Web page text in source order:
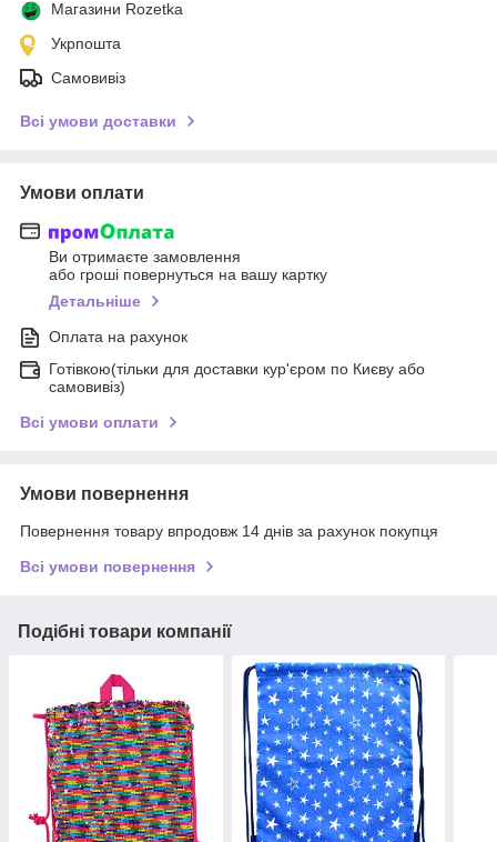
Магазини Rozetka
Укрпошта
Самовивіз
Всі умови доставки
Умови оплати
Ви отримаєте замовлення
або гроші повернуться на вашу картку
Детальніше
Оплата на рахунок
Готівкою(тільки для доставки кур'єром по Києву або
самовивіз)
Всі умови оплати
Умови повернення
Повернення товару впродовж 14 днів за рахунок покупця
Всі умови повернення
Подібні товари компанії